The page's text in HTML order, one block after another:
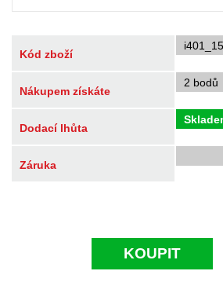
Kód zboží
Nákupem získáte
2 bodů
Dodací lhůta
Záruka
KOUPIT